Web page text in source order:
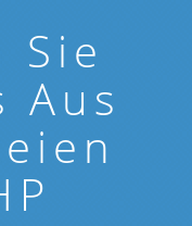
Sie
Aus